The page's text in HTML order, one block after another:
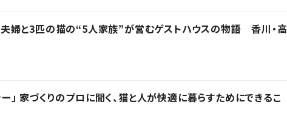
婦と3匹の猫の“5人家族”が営むゲストハウスの物語 香川・高
」 家づくりのプロに聞く、猫と人が快適に暮らすためにできるこ